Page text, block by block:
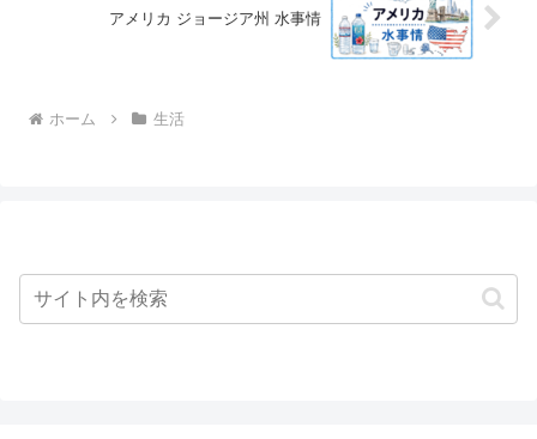
アメリカ ジョージア州 水事情
ホーム 生活